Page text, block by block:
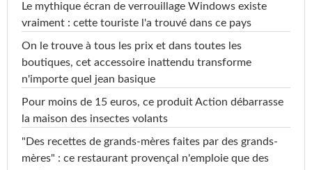
Le mythique écran de verrouillage Windows existe
vraiment : cette touriste l'a trouvé dans ce pays
On le trouve à tous les prix et dans toutes les
boutiques, cet accessoire inattendu transforme
n'importe quel jean basique
Pour moins de 15 euros, ce produit Action débarrasse
la maison des insectes volants
"Des recettes de grands-mères faites par des grands-
mères" : ce restaurant provençal n'emploie que des